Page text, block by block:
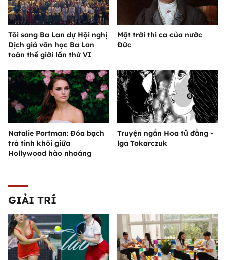
Tôi sang Ba Lan dự Hội nghị
Dịch giả văn học Ba Lan
toàn thế giới lần thứ VI
Mặt trời thi ca của nước
Đức
Natalie Portman: Đóa bạch
trà tinh khôi giữa
Hollywood hào nhoáng
Truyện ngắn Hoa tử đằng -
lga Tokarczuk
GIẢI TRÍ